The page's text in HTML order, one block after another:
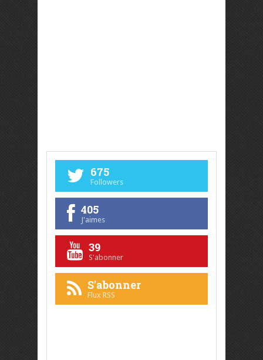
675
Followers
405
J'aimes
39
S'abonner
S'abonner
Flux RSS